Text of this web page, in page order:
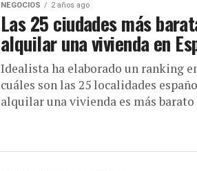
NEGOCIOS 2 años ago
Las 25 ciudades más
alquilar una vivienda en
Idealista ha elaborado un ranking
cuáles son las 25 localidades
alquilar una vivienda es más barato